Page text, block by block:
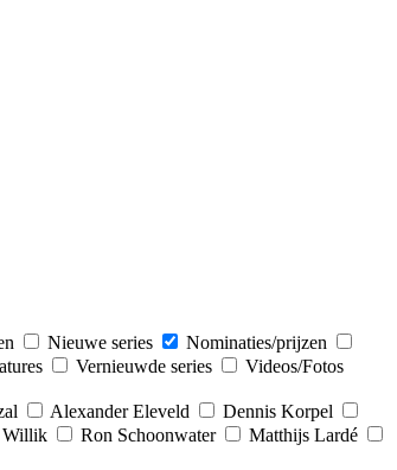
Nieuwe series
Nominaties/prijzen
Vernieuwde series
Videos/Fotos
Alexander Eleveld
Dennis Korpel
Willik Ron Schoonwater
Matthijs Lardé